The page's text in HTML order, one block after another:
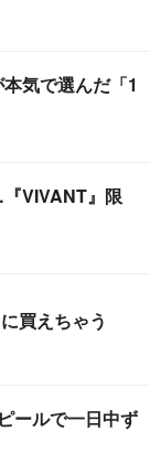
気で選んだ「1
VIVANT』限
買えちゃう
ールで一日中ず